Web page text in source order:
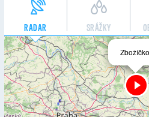
RADAR SRÁŽKY
Zbožíčko